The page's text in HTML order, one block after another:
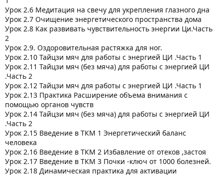
Урок 2.6 Медитация на свечу для укрепления глазного дна
Урок 2.7 Очищение энергетического пространства дома
Урок 2.8 Как развивать чувствительность энергии Ци.Часть
2
Урок 2.9. Оздоровительная растяжка для ног.
Урок 2.10 Тайцзи мяч для работы с энергией ЦИ .Часть 1
Урок 2.11 Тайцзи мяч (без мяча) для работы с энергией ЦИ
.Часть 2
Урок 2.12 Тайцзи мяч для работы с энергией ЦИ .Часть 1
Урок 2.13 Практика Расширение объема внимания с
помощью органов чувств
Урок 2.14 Тайцзи мяч (без мяча) для работы с энергией ЦИ
.Часть 2
Урок 2.15 Введение в ТКМ 1 Энергетический баланс
человека
Урок 2.16 Введение в ТКМ 2 Избавление от отеков ,застоя
Урок 2.17 Введение в ТКМ 3 Почки -ключ от 1000 болезней.
Урок 2.18 Динамическая практика для активации